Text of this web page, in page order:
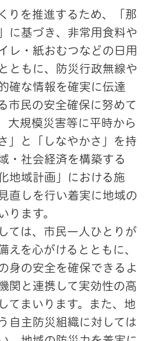
りを推進するため、「那
に基づき、非常用食料や
レ・紙おむつなどの日用
ともに、防災行政無線や
確な情報を確実に伝達
市民の安全確保に努めて
大規模災害等に平時から
」と「しなやかさ」を持
・社会経済を構築する
地域計画」における施
直しを行い着実に地域の
ります。
ては、市民一人ひとりが
えを心がけるとともに、
身の安全を確保できるよ
関と連携して実効性の高
てまいります。また、地
自主防災組織に対しては